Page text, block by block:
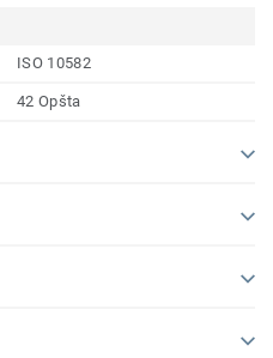
ISO 10582
42 Opšta